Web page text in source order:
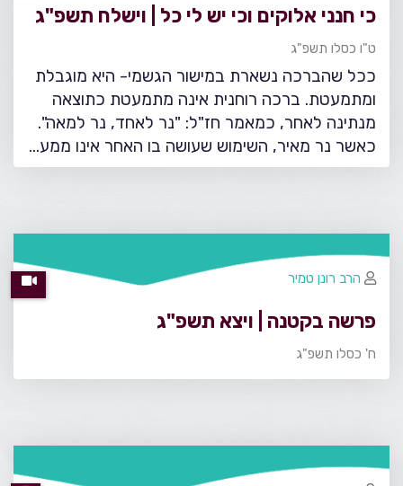
כי חנני אלוקים וכי יש לי כל | וישלח תשפ"ג
ט"ו כסלו תשפ"ג
ככל שהברכה נשארת במישור הגשמי- היא מוגבלת
ומתמעטת. ברכה רוחנית אינה מתמעטת כתוצאה
מנתינה לאחר, כמאמר חז"ל: "נר לאחד, נר למאה".
כאשר נר מאיר, השימוש שעושה בו האחר אינו ממע…
פרשה בקטנה | ויצא תשפ"ג
ח' כסלו תשפ"ג
הרב רונן טמיר